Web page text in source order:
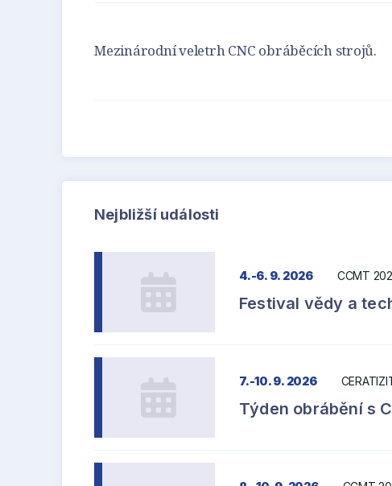
Mezinárodní veletrh CNC obráběcích strojů.
Nejbližší události
4.-6. 9. 2026 CCMT
Festival vědy a
7.-10. 9. 2026
Týden obrábění s